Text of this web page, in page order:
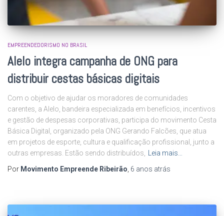
EMPREENDEDORISMO NO BRASIL
Alelo integra campanha de ONG para
distribuir cestas básicas digitais
Com o objetivo de ajudar os moradores de comunidades
carentes, a Alelo, bandeira especializada em benefícios, incentivos
e gestão de despesas corporativas, participa do movimento Cesta
Básica Digital, organizado pela ONG Gerando Falcões, que atua
em projetos de esporte, cultura e qualificação profissional, junto a
outras empresas. Estão sendo distribuídos,
Leia mais…
Por Movimento Empreende Ribeirão 6 anos atrás